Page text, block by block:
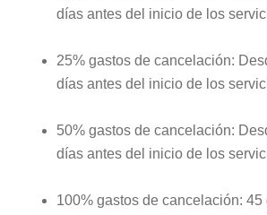
días antes del inicio de los
25% gastos de cancelación:
días antes del inicio de los
50% gastos de cancelación:
días antes del inicio de los
100% gastos de cancelación: 45